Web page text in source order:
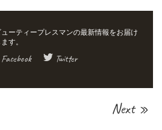
Facebook Twitter
Next »